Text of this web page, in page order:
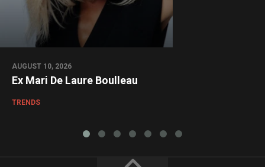
AUGUST 10, 2026
Ex Mari De Laure Boulleau
TRENDS